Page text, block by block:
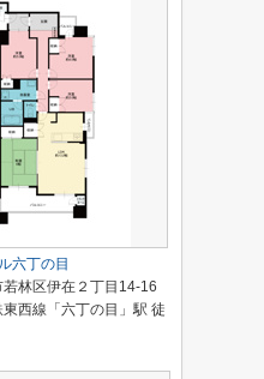
六丁の目
林区伊在２丁目14-16
西線「六丁の目」駅 徒